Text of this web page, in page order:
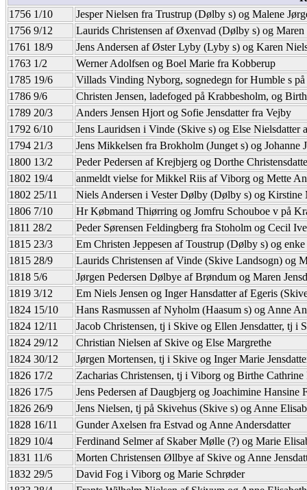
1756 1/10
Jesper Nielsen fra Trustrup (Dølby s) og Malene
1756 9/12
Laurids Christensen af Øxenvad (Dølby s) og Maren
1761 18/9
Jens Andersen af Øster Lyby (Lyby s) og Karen
1763 1/2
Werner Adolfsen og Boel Marie fra Kobberup
1785 19/6
Villads Vinding Nyborg, sognedegn for Humble s
1786 9/6
Christen Jensen, ladefoged på Krabbesholm, og
1789 20/3
Anders Jensen Hjort og Sofie Jensdatter fra Vejby
1792 6/10
Jens Lauridsen i Vinde (Skive s) og Else Nielsdatter
1794 21/3
Jens Mikkelsen fra Brokholm (Junget s) og Johanne
1800 13/2
Peder Pedersen af Krejbjerg og Dorthe
1802 19/4
anmeldt vielse for Mikkel Riis af Viborg og Mette
1802 25/11
Niels Andersen i Vester Dølby (Dølby s) og Kirstine
1806 7/10
Hr Købmand Thiørring og Jomfru Schouboe v på
1811 28/2
Peder Sørensen Feldingberg fra Stoholm og Cecil
1815 23/3
Em Christen Jeppesen af Toustrup (Dølby s) og
1815 28/9
Laurids Christensen af Vinde (Skive Landsogn) og
1818 5/6
Jørgen Pedersen Dølbye af Brøndum og Maren
1819 3/12
Em Niels Jensen og Inger Hansdatter af Egeris
1824 15/10
Hans Rasmussen af Nyholm (Haasum s) og Anne
1824 12/11
Jacob Christensen, tj i Skive og Ellen Jensdatter, tj i
1824 29/12
Christian Nielsen af Skive og Else Margrethe
1824 30/12
Jørgen Mortensen, tj i Skive og Inger Marie
1826 17/2
Zacharias Christensen, tj i Viborg og Birthe Cathrine
1826 17/5
Jens Pedersen af Daugbjerg og Joachimine Hansine
1826 26/9
Jens Nielsen, tj på Skivehus (Skive s) og Anne
1828 16/11
Gunder Axelsen fra Estvad og Anne Andersdatter
1829 10/4
Ferdinand Selmer af Skaber Mølle (?) og Marie
1831 11/6
Morten Christensen Øllbye af Skive og Anne
1832 29/5
David Fog i Viborg og Marie Schrøder